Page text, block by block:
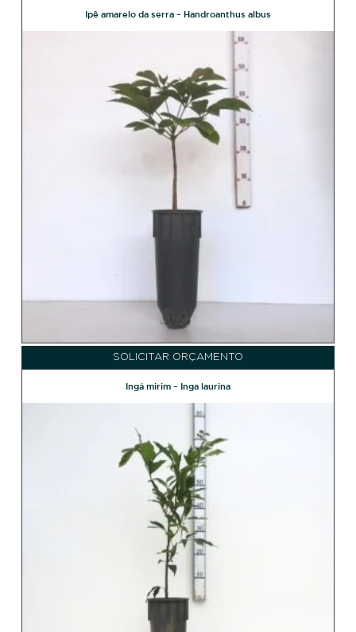
Ipê amarelo da serra – Handroanthus albus
SOLICITAR ORÇAMENTO
Ingá mirim – Inga laurina